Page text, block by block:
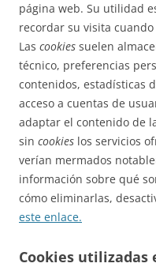
página web. Su utilidad
recordar su visita
Las cookies suelen
técnico, preferencias
contenidos, estadísticas
acceso a cuentas de
adaptar el contenido de
sin cookies los servicios
verían mermados
información sobre qué
cómo eliminarlas,
este enlace.
Cookies utilizadas